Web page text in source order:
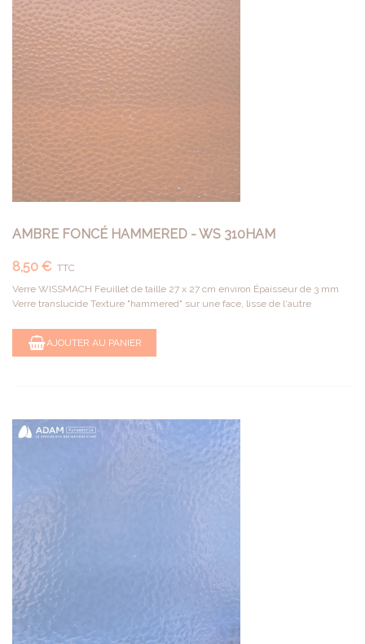
AMBRE FONCÉ HAMMERED - WS 310HAM
8,50 € TTC
Verre WISSMACH Feuillet de taille 27 x 27 cm environ Épaisseur de 3 mm
Verre translucide Texture "hammered" sur une face, lisse de l'autre
AJOUTER AU PANIER